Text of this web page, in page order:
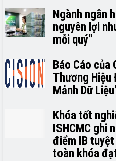
Ngành ngân
nguyên lợi
mỗi quý”
Báo Cáo của
Thương Hiệu
Mảnh Dữ
Khóa tốt
ISHCMC ghi
điểm IB
toàn khóa